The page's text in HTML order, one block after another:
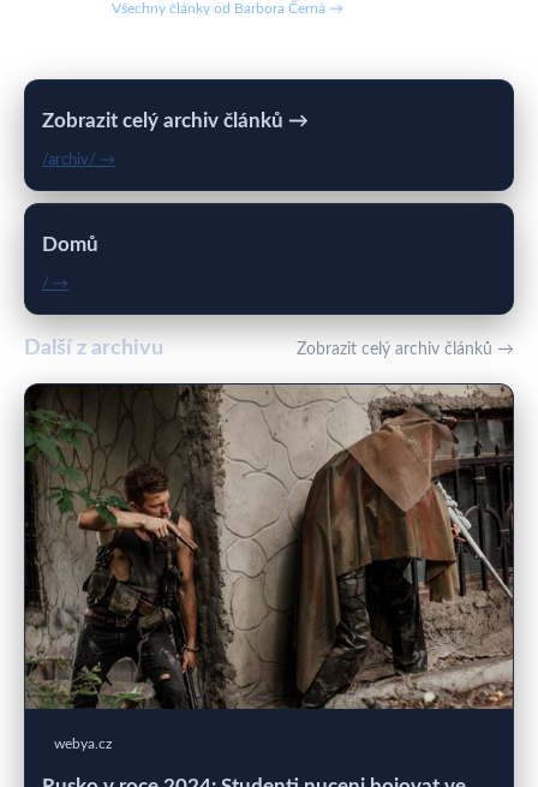
Všechny články od Barbora Černá →
Zobrazit celý archiv článků →
/archiv/ →
Domů
/ →
Další z archivu Zobrazit celý archiv článků →
webya.cz